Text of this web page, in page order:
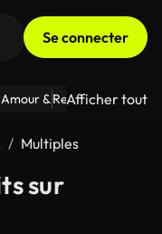
Se connecter
Amour & Relations Le
Afficher tout
Multiples
sur